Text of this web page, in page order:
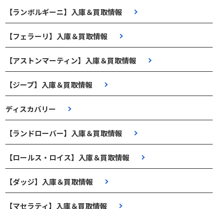
【ランボルギーニ】入庫＆買取情報
【フェラーリ】入庫＆買取情報
【アストンマーティン】入庫＆買取情報
【ジープ】入庫＆買取情報
ディスカバリー
【ランドローバー】入庫＆買取情報
【ロールス・ロイス】入庫＆買取情報
【ダッジ】入庫＆買取情報
【マセラティ】入庫＆買取情報